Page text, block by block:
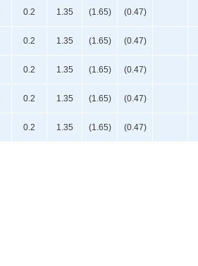
0.2 1.35 (1.65) (0.47)
0.2 1.35 (1.65) (0.47)
0.2 1.35 (1.65) (0.47)
0.2 1.35 (1.65) (0.47)
0.2 1.35 (1.65) (0.47)